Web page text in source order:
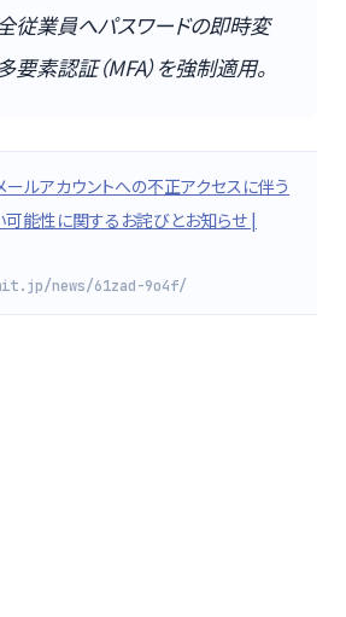
従業員へパスワードの即時変
要素認証（MFA）を強制適用。
ルアカウントへの不正アクセスに伴う
能性に関するお詫びとお知らせ |
news/61zad-9o4f/